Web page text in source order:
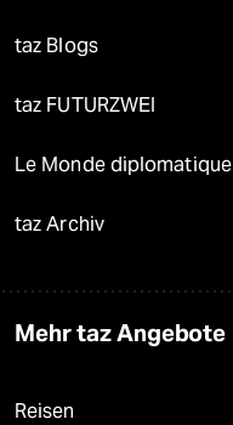
taz Blogs
taz FUTURZWEI
Le Monde diplomatique
taz Archiv
Mehr taz Angebote
Reisen